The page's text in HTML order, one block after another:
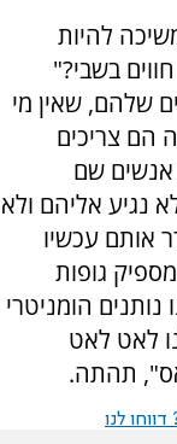
להיות
בשבי?"
שלהם, שאין מי
הם צריכים
אנשים שם
נגיע אליהם ולא
אותם עכשיו
גופות
נותנים הומניטרי
לאט לאט
תהתה.
לנו